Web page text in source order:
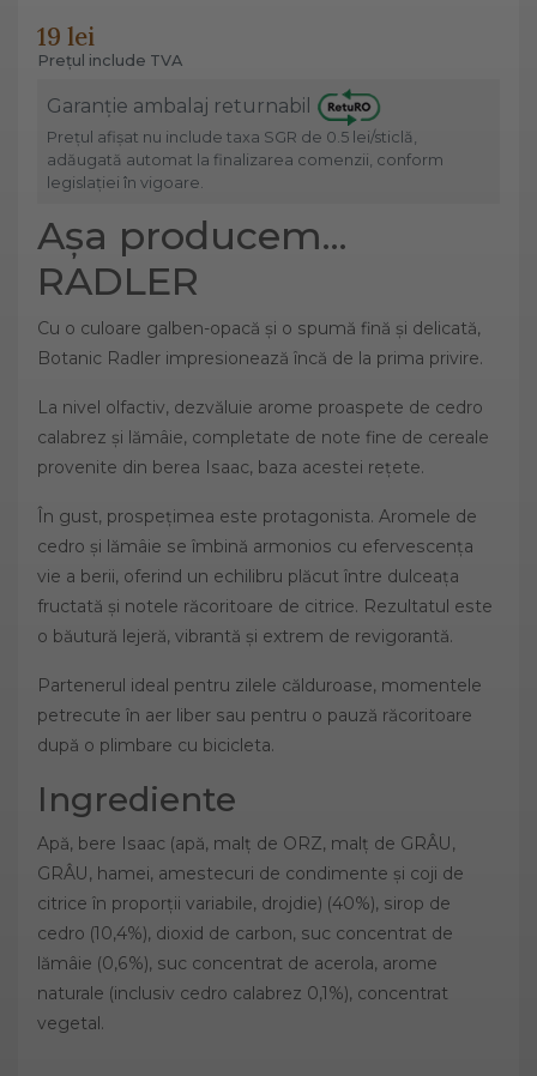
19 lei
Prețul include TVA
Garanție ambalaj returnabil
Prețul afișat nu include taxa SGR de 0.5 lei/sticlă,
adăugată automat la finalizarea comenzii, conform
legislației în vigoare.
Așa producem...
RADLER
Cu o culoare galben-opacă și o spumă fină și delicată,
Botanic Radler impresionează încă de la prima privire.
La nivel olfactiv, dezvăluie arome proaspete de cedro
calabrez și lămâie, completate de note fine de cereale
provenite din berea Isaac, baza acestei rețete.
În gust, prospețimea este protagonista. Aromele de
cedro și lămâie se îmbină armonios cu efervescența
vie a berii, oferind un echilibru plăcut între dulceața
fructată și notele răcoritoare de citrice. Rezultatul este
o băutură lejeră, vibrantă și extrem de revigorantă.
Partenerul ideal pentru zilele călduroase, momentele
petrecute în aer liber sau pentru o pauză răcoritoare
după o plimbare cu bicicleta.
Ingrediente
Apă, bere Isaac (apă, malț de ORZ, malț de GRÂU,
GRÂU, hamei, amestecuri de condimente și coji de
citrice în proporții variabile, drojdie) (40%), sirop de
cedro (10,4%), dioxid de carbon, suc concentrat de
lămâie (0,6%), suc concentrat de acerola, arome
naturale (inclusiv cedro calabrez 0,1%), concentrat
vegetal.